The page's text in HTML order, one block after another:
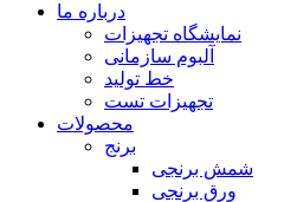
درباره ما
نمایشگاه تجهیزات
آلبوم سازمانی
خط تولید
تجهیزات تست
محصولات
برنج
شمش برنجی
ورق برنجی